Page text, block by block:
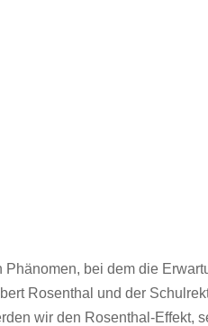
bei dem die
Rosenthal und der
wir den Rosenthal-